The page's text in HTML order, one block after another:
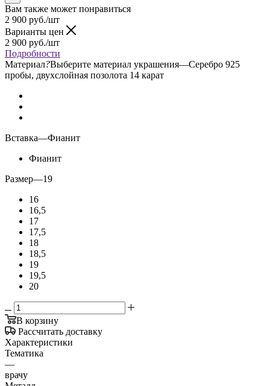
Вам также может понравиться
2 900 руб./шт
Варианты цен
2 900 руб./шт
Подробности
Материал?Выберите материал украшения—Серебро 925
пробы, двухслойная позолота 14 карат
Вставка—Фианит
Фианит
Размер—19
16
16,5
17
17,5
18
18,5
19
19,5
20
В корзину
Рассчитать доставку
Характеристики
Тематика
—
врачу